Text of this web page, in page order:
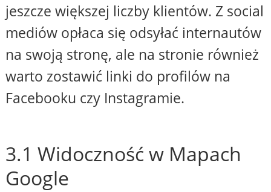
jeszcze większej liczby klientów. Z social
mediów opłaca się odsyłać internautów
na swoją stronę, ale na stronie również
warto zostawić linki do profilów na
Facebooku czy Instagramie.
3.1 Widoczność w Mapach
Google